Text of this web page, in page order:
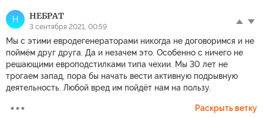
Н НЕБРАТ
3 сентября 2021, 00:59
Мы с этими евродегенераторами никогда не договоримся и не
поймём друг друга. Да и незачем это. Особенно с ничего не
решающими европодстилками типа чехии. Мы 30 лет не
трогаем запад, пора бы начать вести активную подрывную
деятельность. Любой вред им пойдёт нам на пользу.
Раскрыть ветку